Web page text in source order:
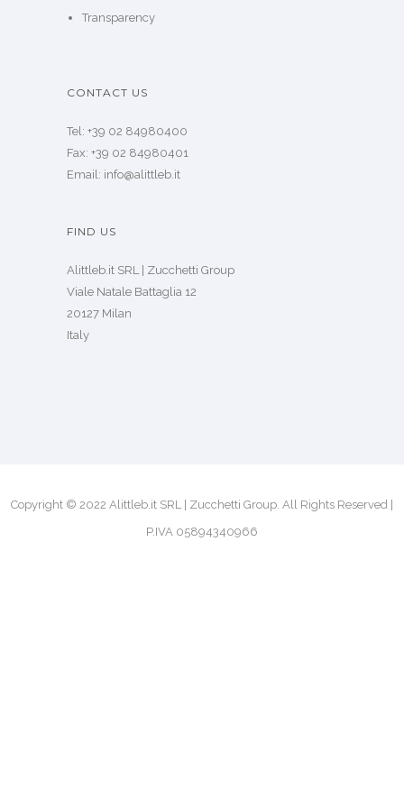
Transparency
CONTACT US
Tel: +39 02 84980400
Fax: +39 02 84980401
Email: info@alittleb.it
FIND US
Alittleb.it SRL | Zucchetti Group
Viale Natale Battaglia 12
20127 Milan
Italy
Copyright © 2022 Alittleb.it SRL | Zucchetti Group. All Rights Reserved |
P.IVA 05894340966